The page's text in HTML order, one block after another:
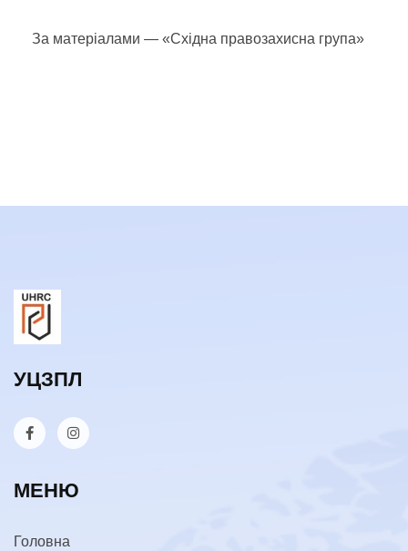
За матеріалами — «Східна правозахисна група»
УЦЗПЛ
МЕНЮ
Головна